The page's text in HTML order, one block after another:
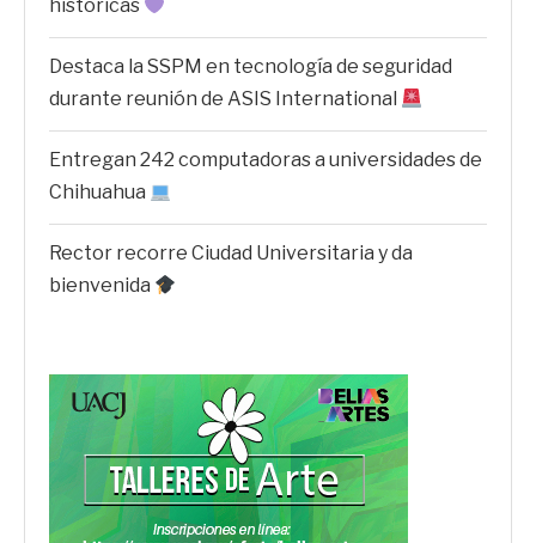
históricas
Destaca la SSPM en tecnología de seguridad
durante reunión de ASIS International
Entregan 242 computadoras a universidades de
Chihuahua
Rector recorre Ciudad Universitaria y da
bienvenida